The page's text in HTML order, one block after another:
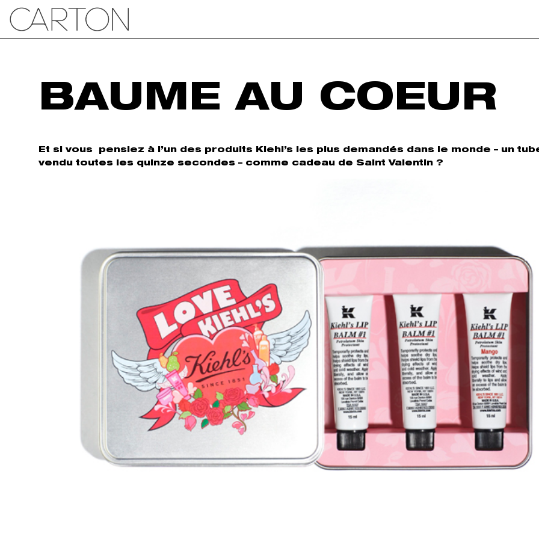
BAUME AU COEUR
Et si vous pensiez à l’un des produits Kiehl’s les plus demandés dans le monde – un
vendu toutes les quinze secondes – comme cadeau de Saint Valentin ?